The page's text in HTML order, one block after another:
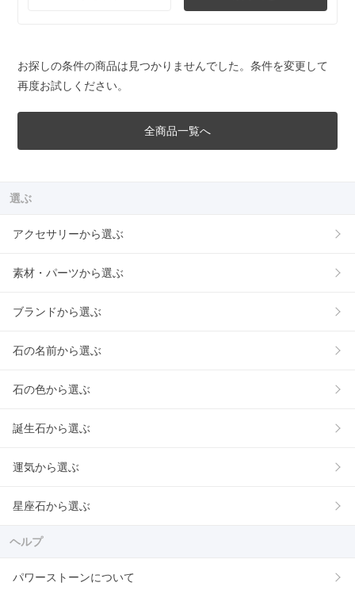
お探しの条件の商品は見つかりませんでした。条件を変更して
再度お試しください。
全商品一覧へ
選ぶ
アクセサリーから選ぶ
素材・パーツから選ぶ
ブランドから選ぶ
石の名前から選ぶ
石の色から選ぶ
誕生石から選ぶ
運気から選ぶ
星座石から選ぶ
ヘルプ
パワーストーンについて